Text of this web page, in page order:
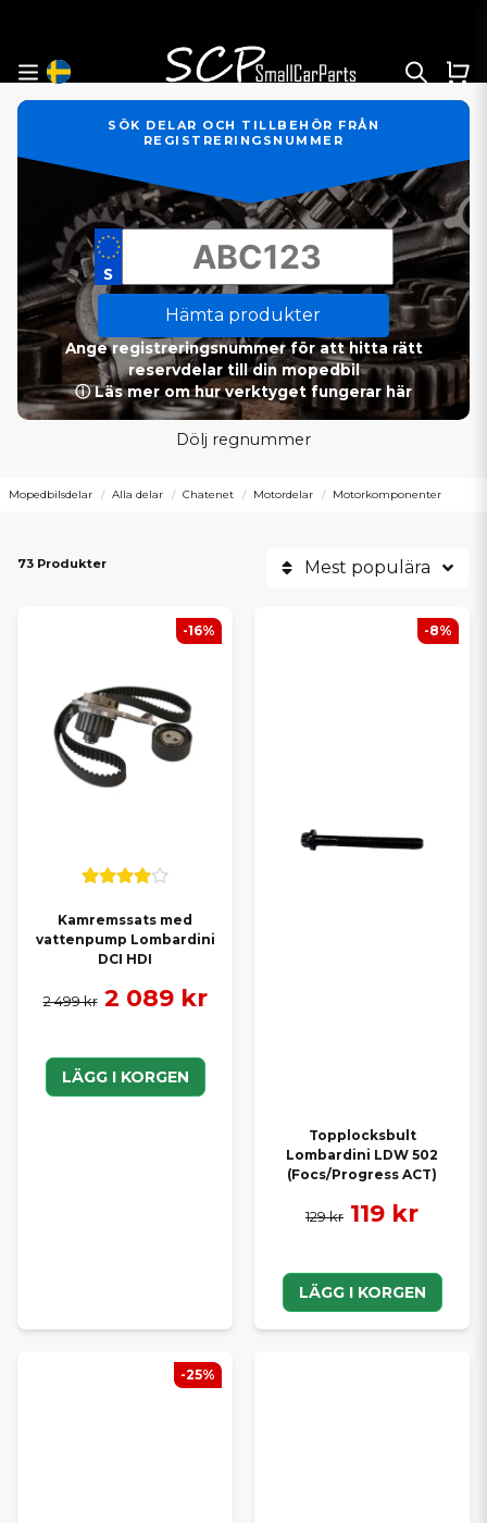
SÖK DELAR OCH TILLBEHÖR FRÅN
REGISTRERINGSNUMMER
Hämta produkter
Ange registreringsnummer för att hitta rätt
reservdelar till din mopedbil
ⓘ Läs mer om hur verktyget fungerar här
Dölj regnummer
Mopedbilsdelar Alla delar Chatenet Motordelar Motorkomponenter
73 Produkter Mest populära
Kamremssats med
vattenpump Lombardini
DCI HDI
2 499 kr 2 089 kr
LÄGG I KORGEN
-16%
Topplocksbult
Lombardini LDW 502
(Focs/Progress ACT)
129 kr 119 kr
LÄGG I KORGEN
-8%
-25%